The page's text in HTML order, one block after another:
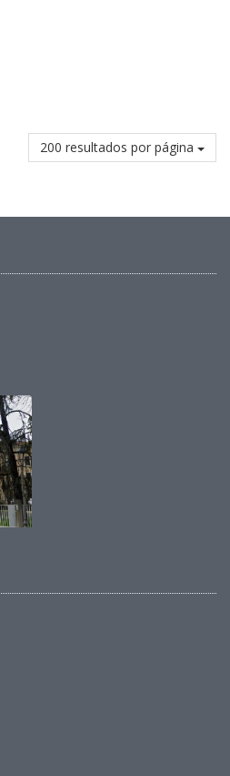
200 resultados por página